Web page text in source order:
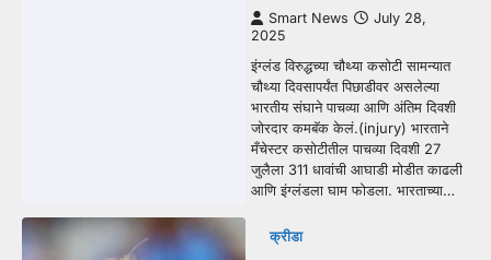
Smart News
July 28,
2025
इंग्लंड विरुद्धच्या चौथ्या कसोटी सामन्यात
चौथ्या दिवसापर्यंत पिछाडीवर असलेल्या
भारतीय संघाने पाचव्या आणि अंतिम दिवशी
जोरदार कमबॅक केलं.(injury) भारताने
मँचेस्टर कसोटीतील पाचव्या दिवशी 27
जुलैला 311 धावांची आघाडी मोडीत काढली
आणि इंग्लंडला घाम फोडला. भारताच्या…
क्रीडा